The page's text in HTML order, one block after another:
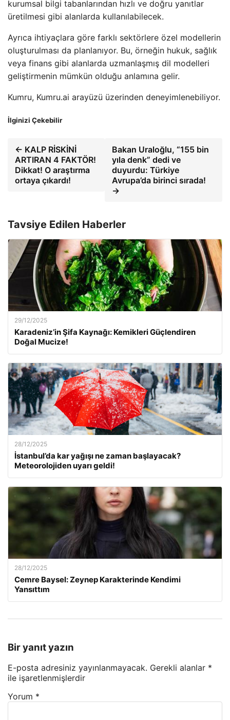
kurumsal bilgi tabanlarından hızlı ve doğru yanıtlar
üretilmesi gibi alanlarda kullanılabilecek.
Ayrıca ihtiyaçlara göre farklı sektörlere özel modellerin
oluşturulması da planlanıyor. Bu, örneğin hukuk, sağlık
veya finans gibi alanlarda uzmanlaşmış dil modelleri
geliştirmenin mümkün olduğu anlamına gelir.
Kumru, Kumru.ai arayüzü üzerinden deneyimlenebiliyor.
İlginizi Çekebilir
← KALP RİSKİNİ
ARTIRAN 4 FAKTÖR!
Dikkat! O araştırma
ortaya çıkardı!
Bakan Uraloğlu, “155 bin
yıla denk” dedi ve
duyurdu: Türkiye
Avrupa’da birinci sırada!
→
Tavsiye Edilen Haberler
29/12/2025
Karadeniz’in Şifa Kaynağı: Kemikleri Güçlendiren
Doğal Mucize!
28/12/2025
İstanbul’da kar yağışı ne zaman başlayacak?
Meteorolojiden uyarı geldi!
28/12/2025
Cemre Baysel: Zeynep Karakterinde Kendimi
Yansıttım
Bir yanıt yazın
E-posta adresiniz yayınlanmayacak. Gerekli alanlar *
ile işaretlenmişlerdir
Yorum *